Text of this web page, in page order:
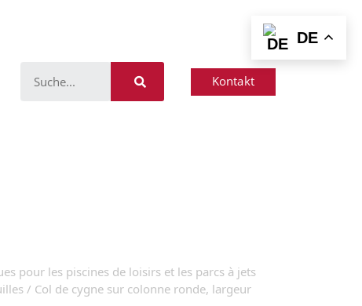
Kontakt
pour les piscines de loisirs et les parcs à jets
/ Col de cygne sur colonne ronde, largeur
DE